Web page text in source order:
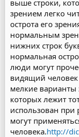
выше строки,
зрением легко
острота его
нормальным
нижних строк
нормальная
люди могут
видящий человек
мелкие варианты
которых лежит
использован при
могут
человека.http://